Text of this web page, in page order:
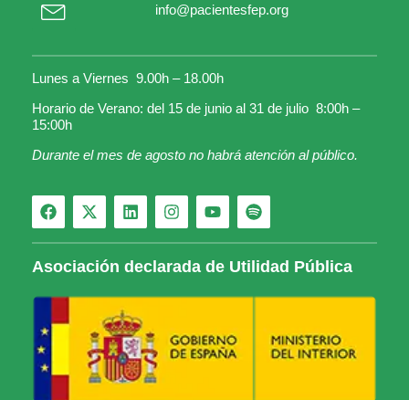
info@pacientesfep.org
Lunes a Viernes 9.00h – 18.00h
Horario de Verano: del 15 de junio al 31 de julio 8:00h –
15:00h
Durante el mes de agosto no habrá atención al público.
Asociación declarada de Utilidad Pública